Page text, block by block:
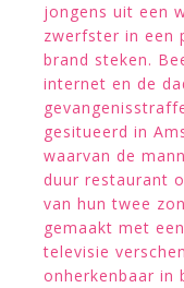
jongens uit een
zwerfster in een
brand steken.
internet en de
gesitueerd in
waarvan de
duur restaurant
van hun twee
gemaakt met
televisie
onherkenbaar in